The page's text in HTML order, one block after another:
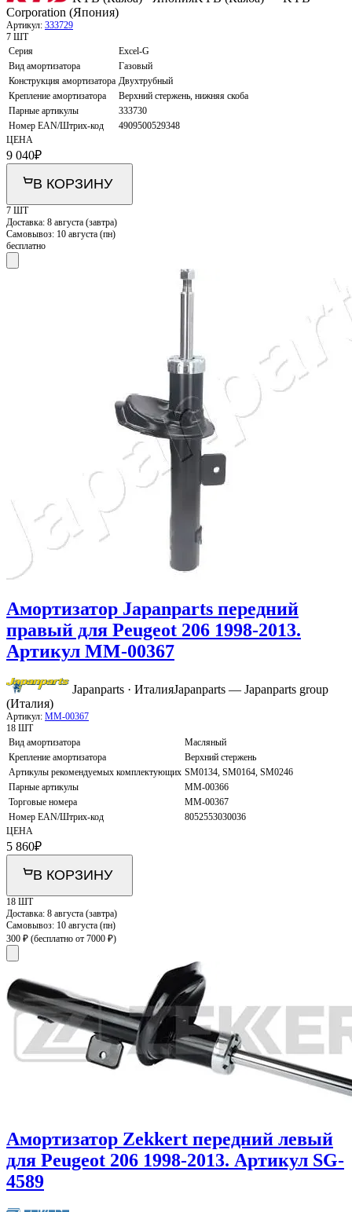
Corporation (Япония)
Артикул: 333729
7 ШТ
Серия
Excel-G
Вид амортизатора
Газовый
Конструкция амортизатора Двухтрубный
Крепление амортизатора
Верхний стержень, нижняя скоба
Парные артикулы
333730
Номер EAN/Штрих-код
4909500529348
ЦЕНА
9 040₽
В КОРЗИНУ
7 ШТ
Доставка: 8 августа (завтра)
Самовывоз: 10 августа (пн)
бесплатно
Амортизатор Japanparts передний
правый для Peugeot 206 1998-2013.
Артикул MM-00367
Japanparts · ИталияJapanparts — Japanparts group
(Италия)
Артикул: MM-00367
18 ШТ
Вид амортизатора
Масляный
Крепление амортизатора
Верхний стержень
Артикулы рекомендуемых комплектующих SM0134, SM0164, SM0246
Парные артикулы
MM-00366
Торговые номера
MM-00367
Номер EAN/Штрих-код
8052553030036
ЦЕНА
5 860₽
В КОРЗИНУ
18 ШТ
Доставка: 8 августа (завтра)
Самовывоз: 10 августа (пн)
300 ₽ (бесплатно от 7000 ₽)
Амортизатор Zekkert передний левый
для Peugeot 206 1998-2013. Артикул SG-
4589